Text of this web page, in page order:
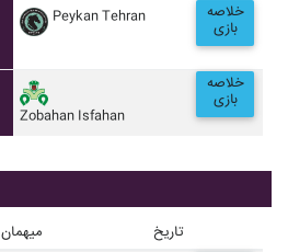
Peykan Tehran خلاصه
بازی
Zobahan Isfahan
خلاصه
بازی
میهمان تاریخ